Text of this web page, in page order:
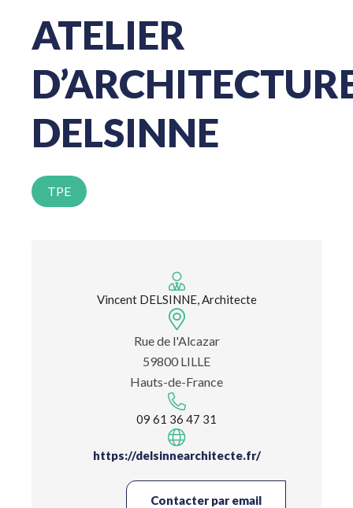
ATELIER
DELSINNE
TPE
Vincent DELSINNE, Architecte
Rue de l'Alcazar
59800 LILLE
Hauts-de-France
09 61 36 47 31
https://delsinnearchitecte.fr/
Contacter par email